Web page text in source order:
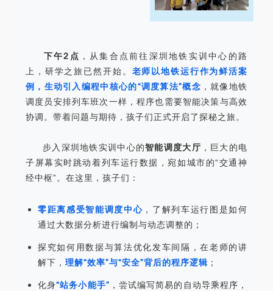
下午2点 ，从集合点前往深圳地铁实训中心的路
上，研学之旅已然开始。 老师以地铁运行作为鲜活案
例，生动引入编程中核心的“调度算法”概念 ，就像地铁
调度员安排列车班次一样，程序也需要智能决策与高效
协调。带着问题与期待，孩子们正式开启了探秘之旅。
步入深圳地铁实训中心的智能调度大厅 ，巨大的电
子屏幕实时跳动着列车运行数据，宛如城市的“交通神
经中枢”。在这里，孩子们：
零距离感受智能调度中心 ，了解列车运行图是如何
通过大数据分析进行编制与动态调整的；
探究如何用数据与算法优化发车间隔，在老师的讲
解下， 理解“效率”与“安全”背后的程序逻辑 ；
化身“站务小能手” ，尝试编写简易的自动导乘程序，